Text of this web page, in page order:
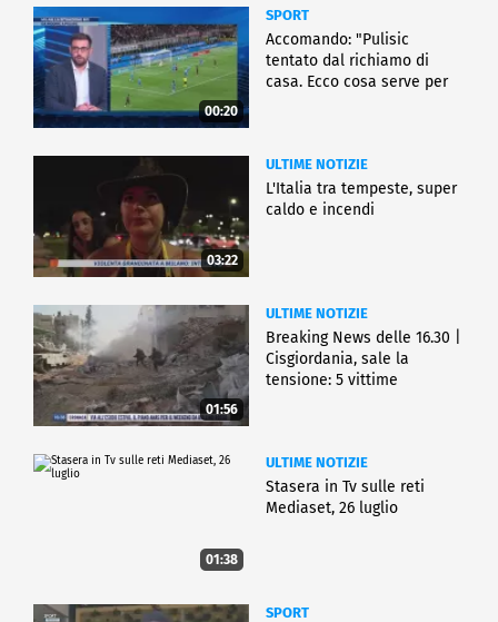
00:20
SPORT
Accomando: "Pulisic
tentato dal richiamo di
casa. Ecco cosa serve per
03:22
ULTIME NOTIZIE
L'Italia tra tempeste, super
caldo e incendi
01:56
ULTIME NOTIZIE
Breaking News delle 16.30 |
Cisgiordania, sale la
tensione: 5 vittime
01:38
ULTIME NOTIZIE
Stasera in Tv sulle reti
Mediaset, 26 luglio
SPORT